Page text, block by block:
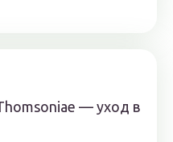
— уход в